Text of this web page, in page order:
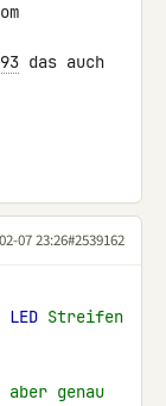
das auch
07 23:26#2539162
LED Streifen
genau